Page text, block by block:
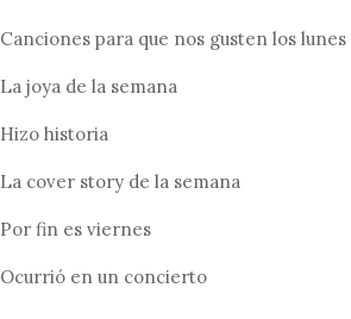
Canciones para que nos gusten los lunes
La joya de la semana
Hizo historia
La cover story de la semana
Por fin es viernes
Ocurrió en un concierto